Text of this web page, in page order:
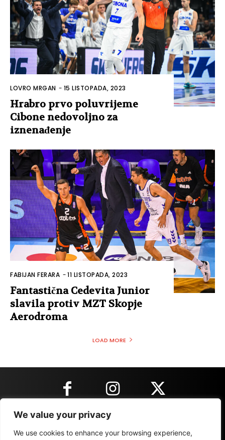
We value your privacy
We use cookies to enhance your browsing experience,
LOVRO MRGAN - 15 LISTOPADA, 2023
Hrabro prvo poluvrijeme
Cibone nedovoljno za
iznenađenje
FABIJAN FERARA -11 LISTOPADA, 2023
Fantastična Cedevita Junior
slavila protiv MZT Skopje
Aerodroma
LOAD MORE
KONTAKT INFORMACIJE